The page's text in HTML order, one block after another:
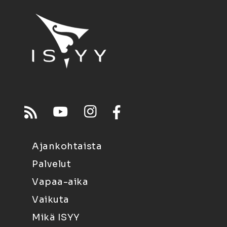
Ajankohtaista
Palvelut
Vapaa-aika
Vaikuta
Mikä ISYY